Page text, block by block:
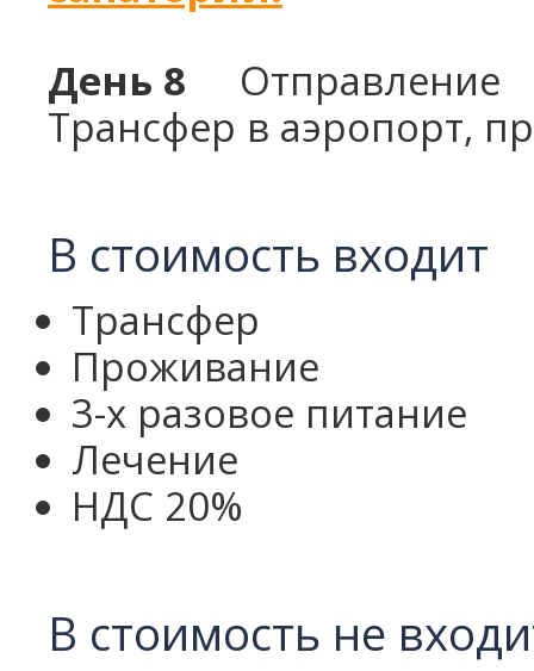
День 8
Отправление
Трансфер в аэропорт,
В стоимость входит
Трансфер
Проживание
3-х разовое питание
Лечение
НДС 20%
В стоимость не